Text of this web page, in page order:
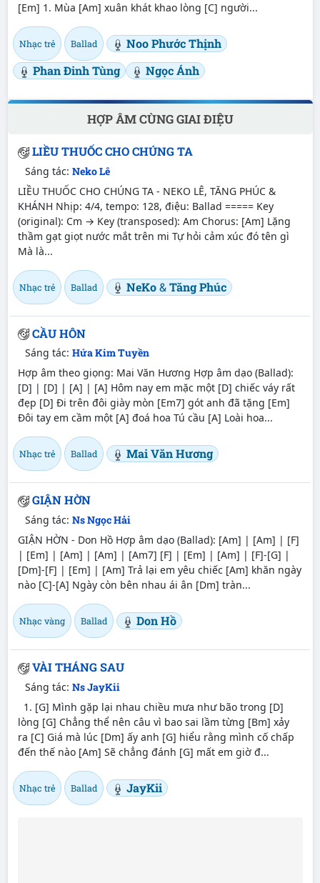
[Em] 1. Mùa [Am] xuân khát khao lòng [C] người...
Nhạc trẻ Ballad
Noo Phước Thịnh
Phan Đinh Tùng
Ngọc Ánh
HỢP ÂM CÙNG GIAI ĐIỆU
LIỀU THUỐC CHO CHÚNG TA
Sáng tác: Neko Lê
LIỀU THUỐC CHO CHÚNG TA - NEKO LÊ, TĂNG PHÚC &
KHÁNH Nhịp: 4/4, tempo: 128, điệu: Ballad ===== Key
(original): Cm → Key (transposed): Am Chorus: [Am] Lặng
thầm gạt giọt nước mắt trên mi Tự hỏi cảm xúc đó tên gì
Mà là...
Nhạc trẻ Ballad NeKo&Tăng Phúc
CẦU HÔN
Sáng tác: Hứa Kim Tuyền
Hợp âm theo giọng: Mai Văn Hương Hợp âm dạo (Ballad):
[D] | [D] | [A] | [A] Hôm nay em mặc một [D] chiếc váy rất
đẹp [D] Đi trên đôi giày mòn [Em7] gót anh đã tặng [Em]
Đôi tay em cầm một [A] đoá hoa Tú cầu [A] Loài hoa...
Nhạc trẻ Ballad Mai Văn Hương
GIẬN HỜN
Sáng tác: Ns Ngọc Hải
GIẬN HỜN - Don Hồ Hợp âm dạo (Ballad): [Am] | [Am] | [F]
| [Em] | [Am] | [Am] | [Am7] [F] | [Em] | [Am] | [F]-[G] |
[Dm]-[F] | [Em] | [Am] Trả lại em yêu chiếc [Am] khăn ngày
nào [C]-[A] Ngày còn bên nhau ái ân [Dm] tràn...
Nhạc vàng Ballad Don Hồ
VÀI THÁNG SAU
Sáng tác: Ns JayKii
1. [G] Mình gặp lại nhau chiều mưa như bão trong [D]
lòng [G] Chẳng thể nên câu vì bao sai lầm từng [Bm] xảy
ra [C] Giá mà lúc [Dm] ấy anh [G] hiểu rằng mình cố chấp
đến thế nào [Am] Sẽ chẳng đánh [G] mất em giờ đ...
Nhạc trẻ Ballad JayKii